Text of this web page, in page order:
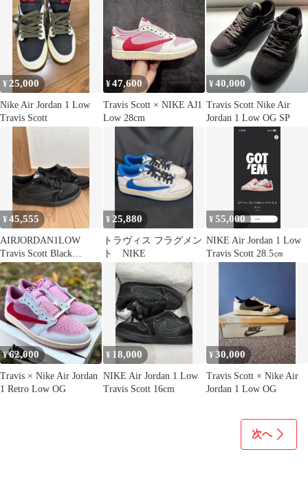
¥ 25,000
Nike Air Jordan 1 Low
Travis Scott
¥47,600
Travis Scott × NIKE AJ1
Low 28cm
¥40,000
Travis Scott Nike Air
Jordan 1 Low OG SP
¥45,555
AIRJORDAN1LOW
Travis Scott Black
Phantom
¥ 25,880
トラヴィス フラグメン
ト NIKE
¥55,000
NIKE Air Jordan 1 Low
Travis Scott 28.5㎝
¥62,000
Travis × Nike Air Jordan
1 Retro Low OG
¥ 18,000
NIKE Air Jordan 1 Low
Travis Scott 16cm
¥30,000
Travis Scott × Nike Air
Jordan 1 Low OG
次へ